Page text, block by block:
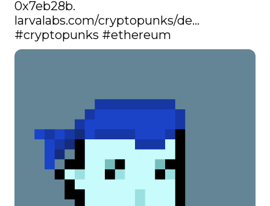
larvalabs.com/cryptopunks/de…
#cryptopunks #ethereum